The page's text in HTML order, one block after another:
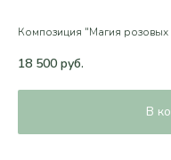
Композиция "Магия розовых
18 500 руб.
В